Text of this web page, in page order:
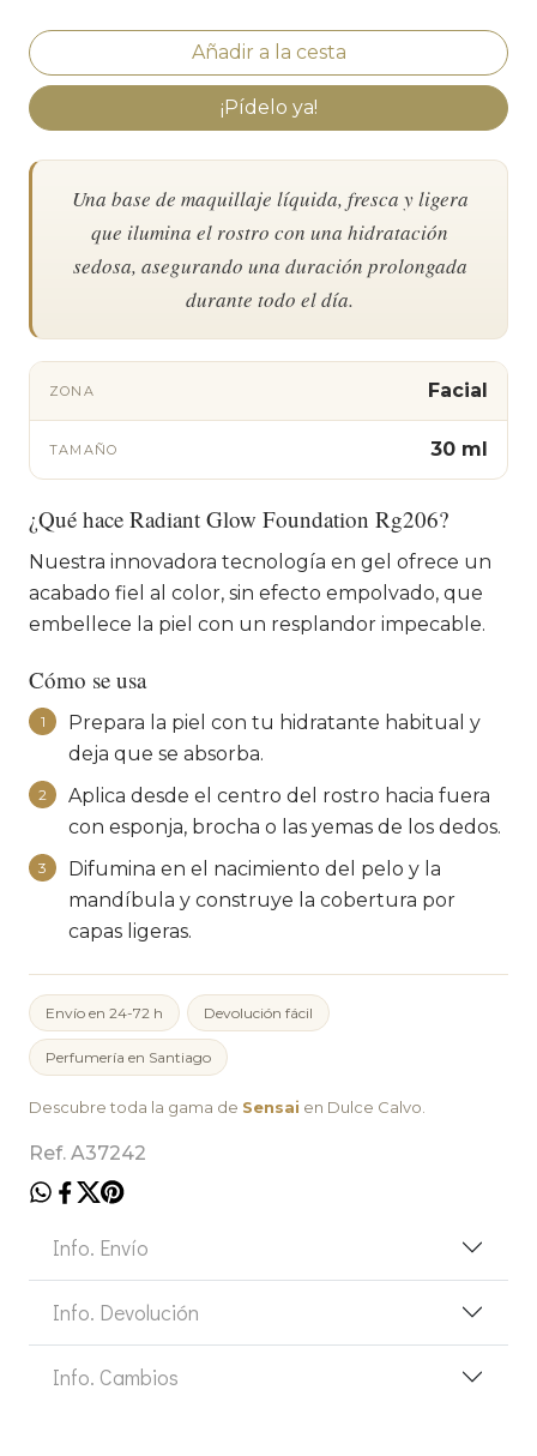
¡Pídelo ya!
Una base de maquillaje líquida, fresca y ligera
que ilumina el rostro con una hidratación
sedosa, asegurando una duración prolongada
durante todo el día.
ZONA Facial
TAMAÑO 30 ml
¿Qué hace Radiant Glow Foundation Rg206?
Nuestra innovadora tecnología en gel ofrece un
acabado fiel al color, sin efecto empolvado, que
embellece la piel con un resplandor impecable.
Cómo se usa
1
Prepara la piel con tu hidratante habitual y
deja que se absorba.
2
Aplica desde el centro del rostro hacia fuera
con esponja, brocha o las yemas de los dedos.
3
Difumina en el nacimiento del pelo y la
mandíbula y construye la cobertura por
capas ligeras.
Envío en 24-72 h Devolución fácil
Perfumería en Santiago
Descubre toda la gama de Sensai en Dulce Calvo.
Ref. A37242
Info. Envío
Info. Devolución
Info. Cambios